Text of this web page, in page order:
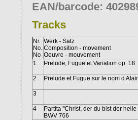
EAN/barcode:
Tracks
Nr.
No.
No
Werk - Satz
Composition - movement
Oeuvre - mouvement
1
Prelude, Fugue et Variation op. 18
2 Prelude et Fugue sur le nom d
3
4
Partita "Christ, der du bist der helle
BWV 766